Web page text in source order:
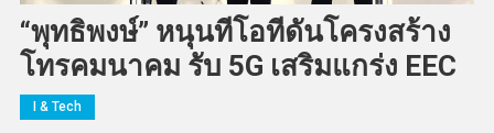
“พุทธิพงษ์” หนุนทีโอทีดันโครงสร้าง
โทรคมนาคม รับ 5G เสริมแกร่ง EEC
I & Tech